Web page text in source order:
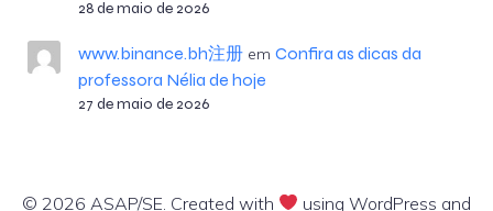
28 de maio de 2026
www.binance.bh注册em Confira as dicas da
professora Nélia de hoje
27 de maio de 2026
© 2026 ASAP/SE. Created with using WordPress and